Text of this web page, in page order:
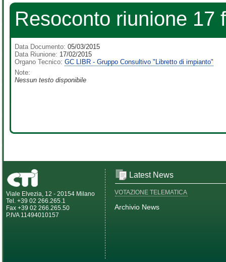
Resoconto riunione 17
Data Documento: 05/03/2015
Data Riunione: 17/02/2015
Organo Tecnico: GC LIBR - Gruppo Consultivo "Libretto di impianto"
Note:
Nessun testo disponibile
Viale Elvezia, 12 - 20154 Milano
Tel. +39 02 266.265.1
Fax +39 02 266.265.50
P.IVA 11494010157
Latest News
VOTAZIONE TELEMATICA
Archivio News